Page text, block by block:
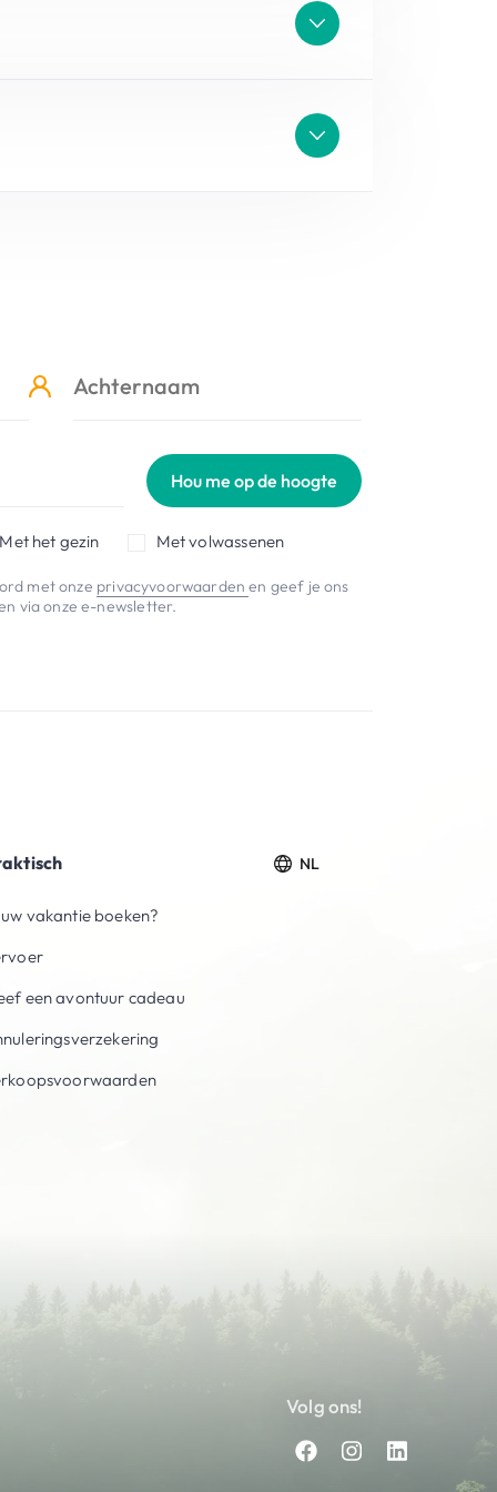
Hou me op de hoogte
Met het gezin Met volwassenen
met onze privacyvoorwaardenen geef je ons
via onze e-newsletter.
vakantie boeken?
een avontuur cadeau
NL
Volg ons!